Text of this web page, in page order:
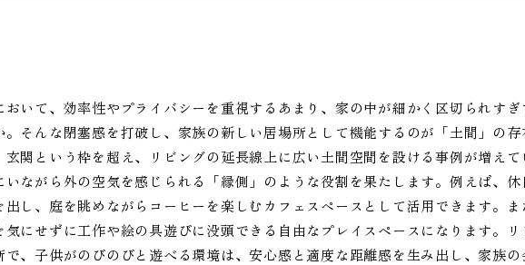
おいて、効率性やプライバシーを重視するあまり、家の中が細かく区切られす
。そんな閉塞感を打破し、家族の新しい居場所として機能するのが「土間」の
玄関という枠を超え、リビングの延長線上に広い土間空間を設ける事例が増え
いながら外の空気を感じられる「縁側」のような役割を果たします。例えば、
出し、庭を眺めながらコーヒーを楽しむカフェスペースとして活用できます。
気にせずに工作や絵の具遊びに没頭できる自由なプレイスペースになります。
で、子供がのびのびと遊べる環境は、安心感と適度な距離感を生み出し、家族の